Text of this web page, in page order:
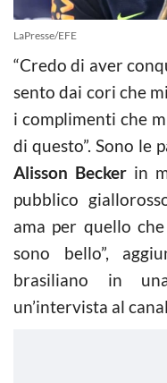
LaPresse/EFE
“Credo di aver
sento dai cori che
i complimenti che
di questo”. Sono le
Alisson Becker in
pubblico
ama per quello
sono bello”,
brasiliano in
un’intervista al